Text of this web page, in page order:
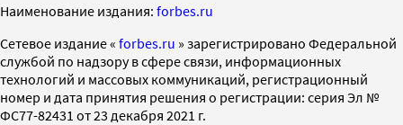
Наименование издания: forbes.ru
Cетевое издание « forbes.ru » зарегистрировано Федеральной
службой по надзору в сфере связи, информационных
технологий и массовых коммуникаций, регистрационный
номер и дата принятия решения о регистрации: серия Эл №
ФС77-82431 от 23 декабря 2021 г.